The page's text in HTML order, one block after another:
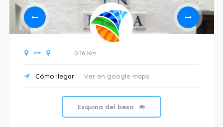
0.16 Km
Cómo llegar Ver en google maps
Esquina del beso